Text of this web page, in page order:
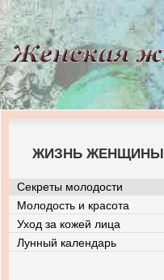
ЖИЗНЬ ЖЕНЩИНЫ
Секреты молодости
Молодость и красота
Уход за кожей лица
Лунный календарь